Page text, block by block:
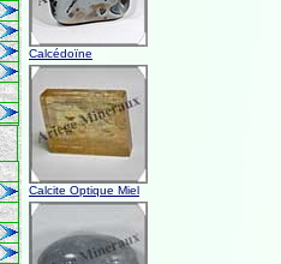
Calcédoïne
Calcite Optique Miel